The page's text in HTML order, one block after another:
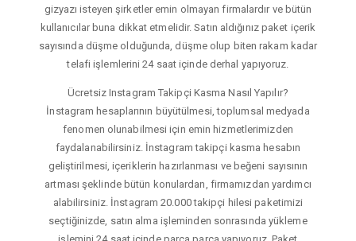
gizyazı isteyen şirketler emin olmayan firmalardır ve bütün
kullanıcılar buna dikkat etmelidir. Satın aldığınız paket içerik
sayısında düşme olduğunda, düşme olup biten rakam kadar
telafi işlemlerini 24 saat içinde derhal yapıyoruz.
Ücretsiz Instagram Takipçi Kasma Nasıl Yapılır?
İnstagram hesaplarının büyütülmesi, toplumsal medyada
fenomen olunabilmesi için emin hizmetlerimizden
faydalanabilirsiniz. İnstagram takipçi kasma hesabın
geliştirilmesi, içeriklerin hazırlanması ve beğeni sayısının
artması şeklinde bütün konulardan, firmamızdan yardımcı
alabilirsiniz. İnstagram 20.000 takipçi hilesi paketimizi
seçtiğinizde, satın alma işleminden sonrasında yükleme